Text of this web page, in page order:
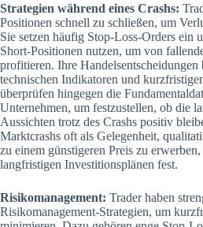
Strategien während eines Crashs:
Positionen schnell zu schließen, um
Sie setzen häufig Stop-Loss-Orders ein
Short-Positionen nutzen, um von
profitieren. Ihre Handelsentscheidungen
technischen Indikatoren und
überprüfen hingegen die
Unternehmen, um festzustellen, ob die
Aussichten trotz des Crashs positiv
Marktcrashs oft als Gelegenheit,
zu einem günstigeren Preis zu
langfristigen Investitionsplänen fest.
Risikomanagement: Trader haben
Risikomanagement-Strategien, um